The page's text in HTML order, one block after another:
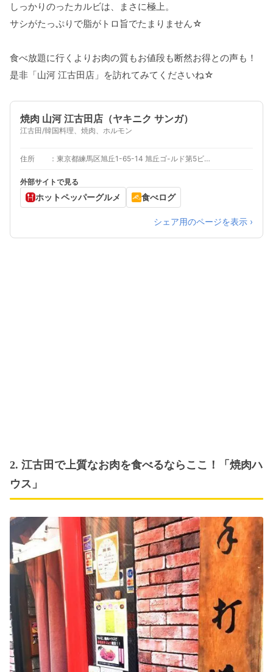
しっかりのったカルビは、まさに極上。
サシがたっぷりで脂がトロ旨でたまりません☆
食べ放題に行くよりお肉の質もお値段も断然お得との声も！
是非「山河 江古田店」を訪れてみてくださいね☆
焼肉 山河 江古田店（ヤキニク サンガ）
江古田/韓国料理、焼肉、ホルモン
住所 東京都練馬区旭丘1-65-14 旭丘ゴ-ルド第5ビル 1F
外部サイトで見る
ホットペッパーグルメ 食べログ
シェア用のページを表示 ›
2. 江古田で上質なお肉を食べるならここ！「焼肉ハ
ウス」